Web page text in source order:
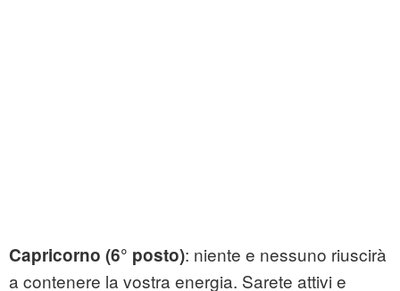
Capricorno (6° posto): niente e nessuno riuscirà
a contenere la vostra energia. Sarete attivi e